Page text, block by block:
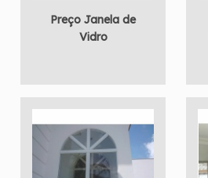
Preço Janela de
Vidro